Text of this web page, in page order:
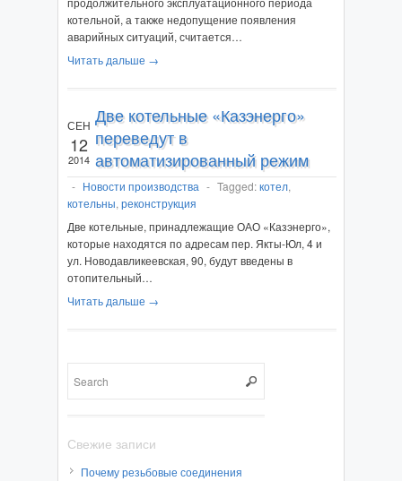
котельной, а также недопущение появления
аварийных ситуаций, считается…
Читать дальше →
СЕН
12
2014
Две котельные «Казэнерго»
переведут в
автоматизированный режим
- Новости производства - Tagged:котел,
котельны, реконструкция
Две котельные, принадлежащие ОАО «Казэнерго»,
которые находятся по адресам пер. Якты-Юл, 4 и
ул. Новодавликеевская, 90, будут введены в
отопительный…
Читать дальше →
Свежие записи
Почему резьбовые соединения